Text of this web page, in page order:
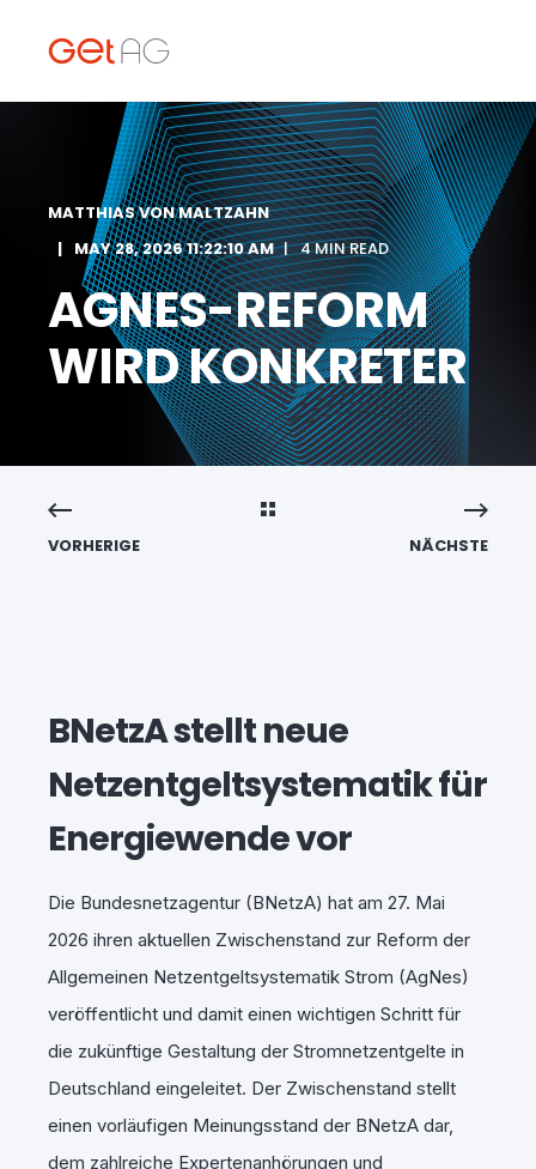
MATTHIAS VON MALTZAHN
MAY 28, 2026 11:22:10 AM
4 MIN READ
AGNES-REFORM
WIRD KONKRETER
VORHERIGE NÄCHSTE
BNetzA stellt neue
Netzentgeltsystematik für
Energiewende vor
Die Bundesnetzagentur (BNetzA) hat am 27. Mai
2026 ihren aktuellen Zwischenstand zur Reform der
Allgemeinen Netzentgeltsystematik Strom (AgNes)
veröffentlicht und damit einen wichtigen Schritt für
die zukünftige Gestaltung der Stromnetzentgelte in
Deutschland eingeleitet. Der Zwischenstand stellt
einen vorläufigen Meinungsstand der BNetzA dar,
dem zahlreiche Expertenanhörungen und